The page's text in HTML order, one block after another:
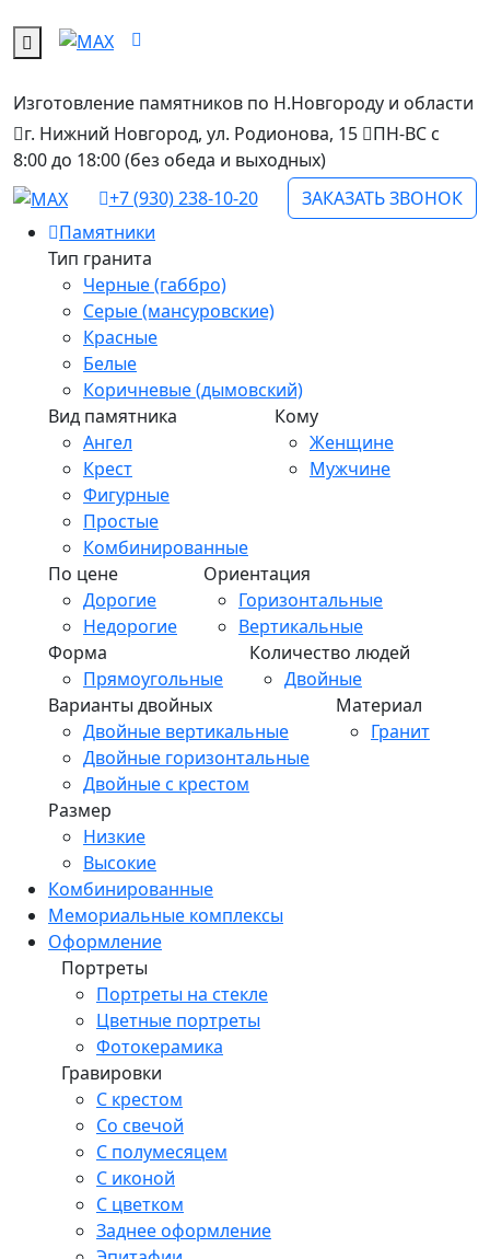
Изготовление памятников по Н.Новгороду и области
г. Нижний Новгород, ул. Родионова, 15
ПН-ВС с
8:00 до 18:00 (без обеда и выходных)
+7 (930) 238-10-20
ЗАКАЗАТЬ ЗВОНОК
Памятники
Тип гранита
Черные (габбро)
Серые (мансуровские)
Красные
Белые
Коричневые (дымовский)
Вид памятника
Ангел
Крест
Фигурные
Простые
Комбинированные
Кому
Женщине
Мужчине
По цене
Дорогие
Недорогие
Ориентация
Горизонтальные
Вертикальные
Форма
Прямоугольные
Количество людей
Двойные
Варианты двойных
Двойные вертикальные
Двойные горизонтальные
Двойные с крестом
Материал
Гранит
Размер
Низкие
Высокие
Комбинированные
Мемориальные комплексы
Оформление
Портреты
Портреты на стекле
Цветные портреты
Фотокерамика
Гравировки
С крестом
Со свечой
С полумесяцем
С иконой
С цветком
Заднее оформление